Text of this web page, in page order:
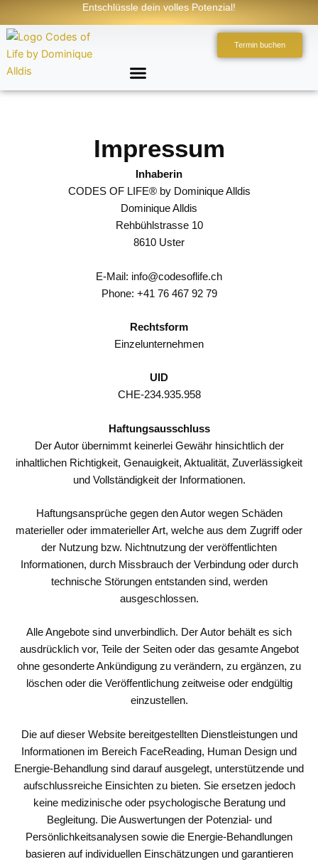
Inhalt
springen
Entschlüssle dein volles Potenzial!
Termin buchen
Impressum
Inhaberin
CODES OF LIFE® by Dominique Alldis
Dominique Alldis
Rehbühlstrasse 10
8610 Uster
E-Mail: info@codesoflife.ch
Phone: +41 76 467 92 79
Rechtsform
Einzelunternehmen
UID
CHE-234.935.958
Haftungsausschluss
Der Autor übernimmt keinerlei Gewähr hinsichtlich der
inhaltlichen Richtigkeit, Genauigkeit, Aktualität, Zuverlässigkeit
und Vollständigkeit der Informationen.
Haftungsansprüche gegen den Autor wegen Schäden
materieller oder immaterieller Art, welche aus dem Zugriff oder
der Nutzung bzw. Nichtnutzung der veröffentlichten
Informationen, durch Missbrauch der Verbindung oder durch
technische Störungen entstanden sind, werden
ausgeschlossen.
Alle Angebote sind unverbindlich. Der Autor behält es sich
ausdrücklich vor, Teile der Seiten oder das gesamte Angebot
ohne gesonderte Ankündigung zu verändern, zu ergänzen, zu
löschen oder die Veröffentlichung zeitweise oder endgültig
einzustellen.
Die auf dieser Website bereitgestellten Dienstleistungen und
Informationen im Bereich FaceReading, Human Design und
Energie-Behandlung sind darauf ausgelegt, unterstützende und
aufschlussreiche Einsichten zu bieten. Sie ersetzen jedoch
keine medizinische oder psychologische Beratung und
Begleitung. Die Auswertungen der Potenzial- und
Persönlichkeitsanalysen sowie die Energie-Behandlungen
basieren auf individuellen Einschätzungen und garantieren